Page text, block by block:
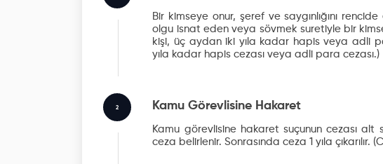
Bir kimseye onur, şeref ve saygınlığını
olgu isnat eden veya sövmek suretiyle bir
kişi, üç aydan iki yıla kadar hapis veya adli
yıla kadar hapis cezası veya adli para cezası.)
2 Kamu Görevlisine Hakaret
Kamu görevlisine hakaret suçunun cezası alt
ceza belirlenir. Sonrasında ceza 1 yıla çıkarılır.